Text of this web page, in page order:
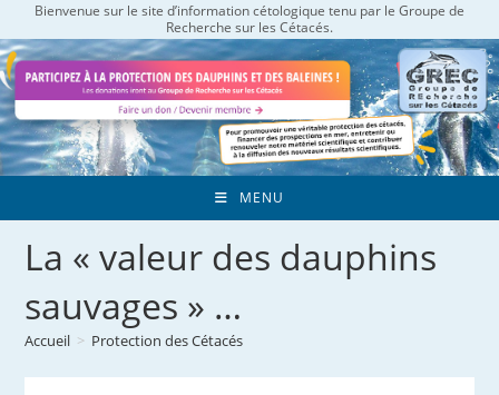
to
content
Bienvenue sur le site d’information cétologique tenu par le Groupe de
Recherche sur les Cétacés.
MENU
La « valeur des dauphins
sauvages » …
Accueil > Protection des Cétacés